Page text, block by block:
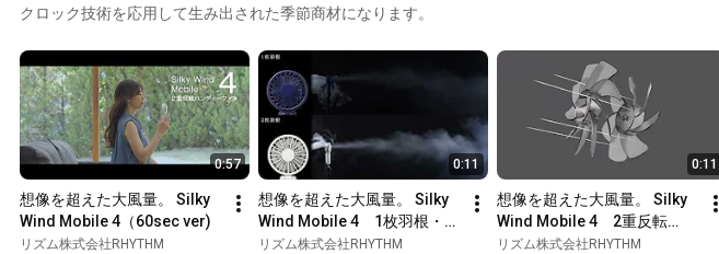
クロック技術を応用して生み出された季節商材になります。
0:57
想像を超えた大風量。 Silky
Wind Mobile 4（60sec ver)
リズム株式会社RHYTHM
0:11
想像を超えた大風量。 Silky
Wind Mobile 4　1枚羽根・2
枚羽根の比較動画
リズム株式会社RHYTHM
0:11
想像を超えた大風量。 Silky
Wind Mobile 4　2重反転
3DCGイメージ動画
リズム株式会社RHYTHM